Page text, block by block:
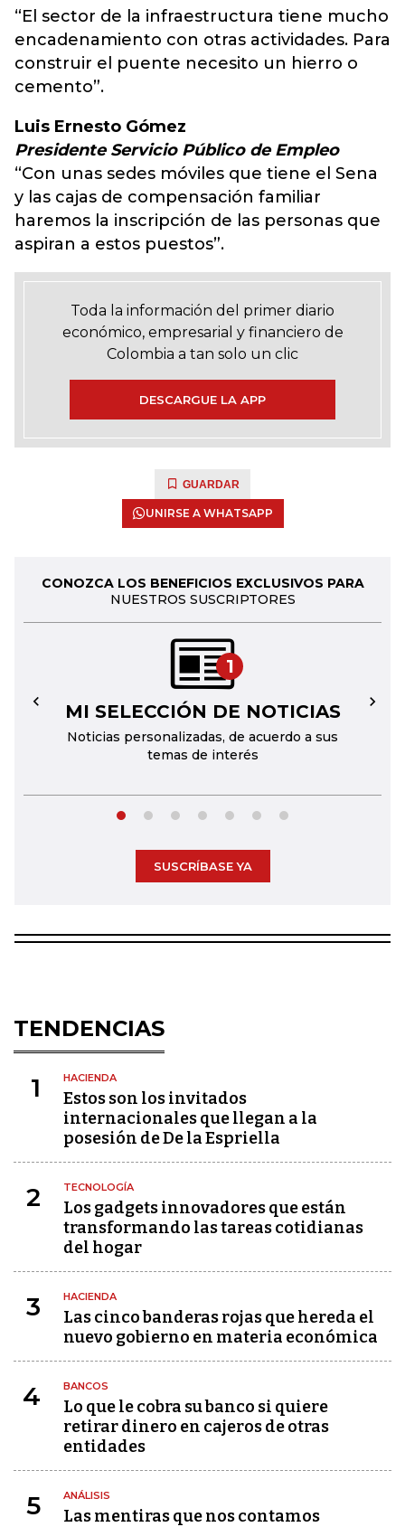
“El sector de la infraestructura tiene mucho
encadenamiento con otras actividades. Para
construir el puente necesito un hierro o
cemento”.
Luis Ernesto Gómez
Presidente Servicio Público de Empleo
“Con unas sedes móviles que tiene el Sena
y las cajas de compensación familiar
haremos la inscripción de las personas que
aspiran a estos puestos”.
Toda la información del primer diario
económico, empresarial y financiero de
Colombia a tan solo un clic
DESCARGUE LA APP
GUARDAR
UNIRSE A WHATSAPP
CONOZCA LOS BENEFICIOS EXCLUSIVOS PARA
NUESTROS SUSCRIPTORES
1
MI SELECCIÓN DE NOTICIAS
Noticias personalizadas, de acuerdo a sus
temas de interés
← →
SUSCRÍBASE YA
TENDENCIAS
1 HACIENDA
Estos son los invitados
internacionales que llegan a la
posesión de De la Espriella
2 TECNOLOGÍA
Los gadgets innovadores que están
transformando las tareas cotidianas
del hogar
3 HACIENDA
Las cinco banderas rojas que hereda el
nuevo gobierno en materia económica
4 BANCOS
Lo que le cobra su banco si quiere
retirar dinero en cajeros de otras
entidades
5 ANÁLISIS
Las mentiras que nos contamos